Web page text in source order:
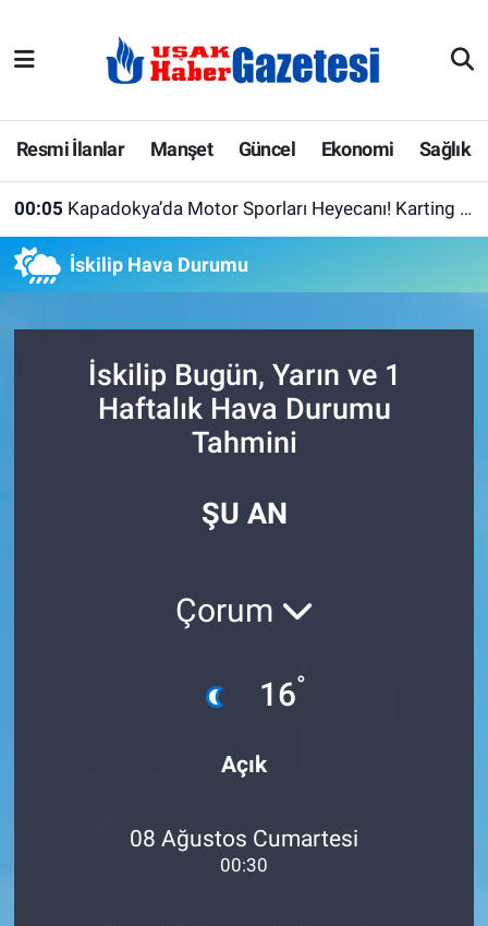
Resmi İlanlar Manşet Güncel Ekonomi Sağlık
00:05 Kapadokya’da Motor Sporları Heyecanı! Karting Şampiyonasında Bugün Final Günü
İskilip Hava Durumu
İskilip Bugün, Yarın ve 1
Haftalık Hava Durumu
Tahmini
ŞU AN
Çorum
16°
Açık
08 Ağustos Cumartesi
00:30
E-Gazete
Ekonomi
Güncel
İlanlar
Köşe Yazarları
Uşak Hava Durumu
Uşak Trafik Yoğunluk Haritası
Tüm Manşetler
Haber Arşivi